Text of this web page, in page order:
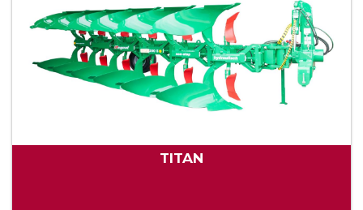
TITAN